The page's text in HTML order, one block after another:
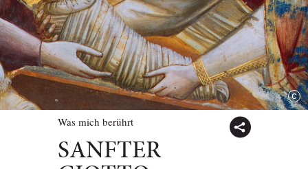
Was mich berührt
SANFTER